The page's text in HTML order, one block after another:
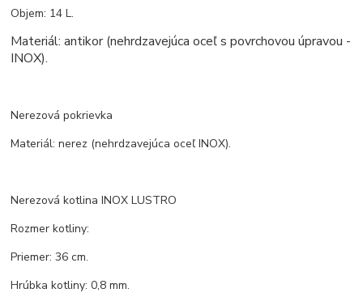
Objem: 14 L.
Materiál: antikor (nehrdzavejúca oceľ s povrchovou úpravou -
INOX).
Nerezová pokrievka
Materiál: nerez (nehrdzavejúca oceľ INOX).
Nerezová kotlina INOX LUSTRO
Rozmer kotliny:
Priemer: 36 cm.
Hrúbka kotliny: 0,8 mm.